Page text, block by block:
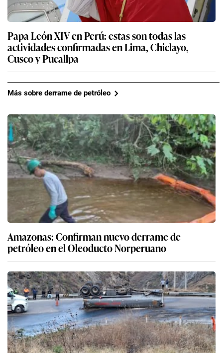
Papa León XIV en Perú: estas son todas las
actividades confirmadas en Lima, Chiclayo,
Cusco y Pucallpa
Más sobre derrame de petróleo
Amazonas: Confirman nuevo derrame de
petróleo en el Oleoducto Norperuano